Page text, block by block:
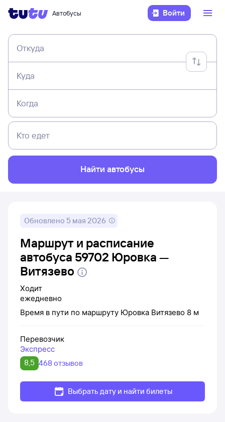
Автобусы Войти
Откуда
Куда
Когда
Кто едет
Найти автобусы
Обновлено 5 мая 2026
Маршрут и расписание
автобуса 59702 Юровка —
Витязево
Ходит
ежедневно
Время в пути по маршруту Юровка Витязево 8 м
Перевозчик
Экспресс
8,5 468 отзывов
Выбрать дату и найти билеты